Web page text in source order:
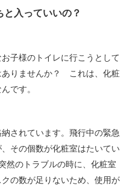
入っていいの？
子様のトイレに行こうとして
ありませんか？ これは、化粧
です。
されています。飛行中の緊急
その個数が化粧室はたいてい
然のトラブルの時に、化粧室
の数が足りないため、使用が